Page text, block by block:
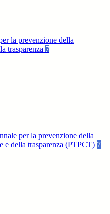
la prevenzione della
trasparenza 7
per la prevenzione della
e della trasparenza (PTPCT) 7